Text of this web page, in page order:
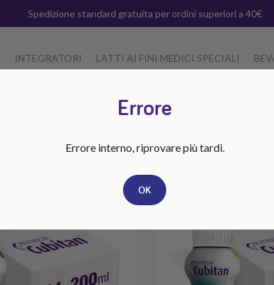
Spedizione standard gratuita per ordini superiori a 40€
INTEGRATORI LATTI AI FINI MEDICI SPECIALI
BRAND
Errore
Errore interno, riprovare più tardi.
OK